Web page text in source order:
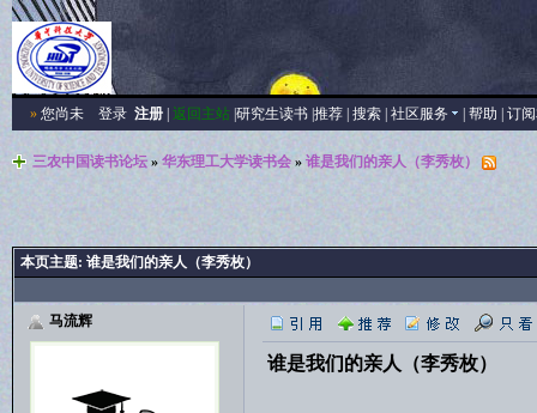
»您尚未 登录 注册| 返回主站| 研究生读书| 推荐| 搜索| 社区服务 帮助 订
三农中国读书论坛» 华东理工大学读书会» 谁是我们的亲人（李秀枚）
本页主题: 谁是我们的亲人（李秀枚）
马流辉
谁是我们的亲人（李秀枚）